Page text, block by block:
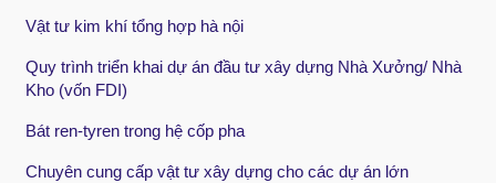
Vật tư kim khí tổng hợp hà nội
Quy trình triển khai dự án đầu tư xây dựng Nhà Xưởng/ Nhà
Kho (vốn FDI)
Bát ren-tyren trong hệ cốp pha
Chuyên cung cấp vật tư xây dựng cho các dự án lớn